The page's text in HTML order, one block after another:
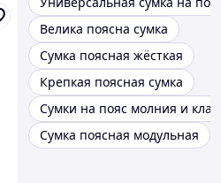
Велика поясна сумка
Сумка поясная жёсткая
Крепкая поясная сумка
Сумки на пояс молния и
Сумка поясная модульная